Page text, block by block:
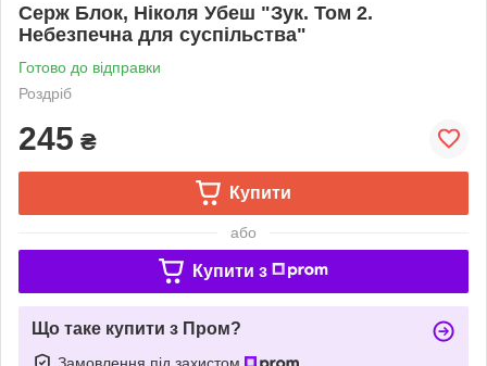
Серж Блок, Ніколя Убеш "Зук. Том 2.
Небезпечна для суспільства"
Готово до відправки
Роздріб
245 ₴
Купити
або
Купити з
Що таке купити з Пром?
Замовлення під захистом